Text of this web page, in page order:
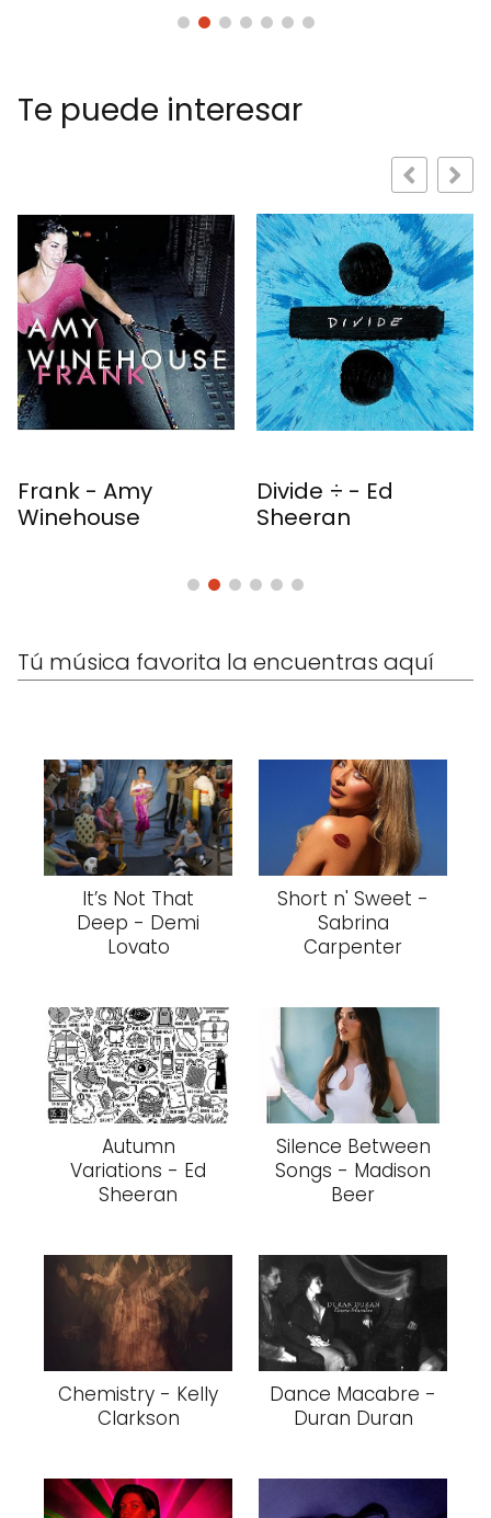
Te puede interesar
Divide ÷ - Ed
Sheeran
Harry's
Harry Styles
Tú música favorita la encuentras aquí
It’s Not That
Deep - Demi
Lovato
Short n' Sweet -
Sabrina
Carpenter
Autumn
Variations - Ed
Sheeran
Silence Between
Songs - Madison
Beer
Chemistry - Kelly
Clarkson
Dance Macabre -
Duran Duran